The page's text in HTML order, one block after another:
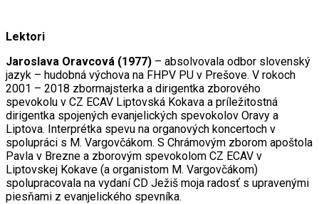
Lektori
Jaroslava Oravcová (1977) – absolvovala odbor slovenský
jazyk – hudobná výchova na FHPV PU v Prešove. V rokoch
2001 – 2018 zbormajsterka a dirigentka zborového
spevokolu v CZ ECAV Liptovská Kokava a príležitostná
dirigentka spojených evanjelických spevokolov Oravy a
Liptova. Interprétka spevu na organových koncertoch v
spolupráci s M. Vargovčákom. S Chrámovým zborom apoštola
Pavla v Brezne a zborovým spevokolom CZ ECAV v
Liptovskej Kokave (a organistom M. Vargovčákom)
spolupracovala na vydaní CD Ježiš moja radosť s upravenými
piesňami z evanjelického spevníka.